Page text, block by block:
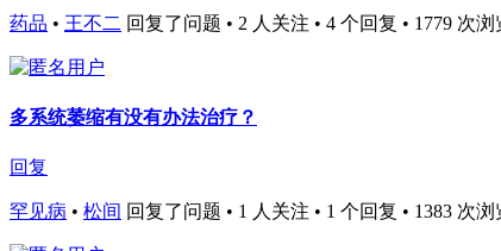
药品 • 王不二 回复了问题 • 2 人关注 • 4 个回复 • 1779 次浏
多系统萎缩有没有办法治疗？
回复
罕见病 • 松间 回复了问题 • 1 人关注 • 1 个回复 • 1383 次浏